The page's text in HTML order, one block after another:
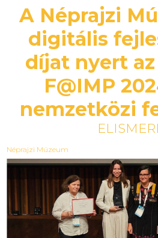
A Néprajzi
digitális
díjat nyert az
F@IMP
nemzetközi
Néprajzi Múzeum